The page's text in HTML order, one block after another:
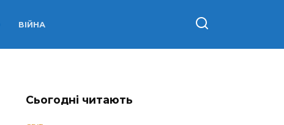
ВІЙНА
Сьогодні читають